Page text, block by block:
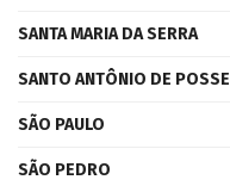
SANTA MARIA DA SERRA
SANTO ANTÔNIO DE POSSE
SÃO PAULO
SÃO PEDRO